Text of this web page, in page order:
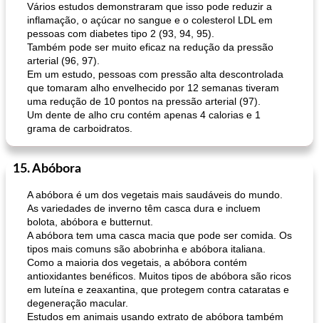
Vários estudos demonstraram que isso pode reduzir a
inflamação, o açúcar no sangue e o colesterol LDL em
pessoas com diabetes tipo 2 (93, 94, 95).
Também pode ser muito eficaz na redução da pressão
arterial (96, 97).
Em um estudo, pessoas com pressão alta descontrolada
que tomaram alho envelhecido por 12 semanas tiveram
uma redução de 10 pontos na pressão arterial (97).
Um dente de alho cru contém apenas 4 calorias e 1
grama de carboidratos.
15. Abóbora
A abóbora é um dos vegetais mais saudáveis ​​do mundo.
As variedades de inverno têm casca dura e incluem
bolota, abóbora e butternut.
A abóbora tem uma casca macia que pode ser comida. Os
tipos mais comuns são abobrinha e abóbora italiana.
Como a maioria dos vegetais, a abóbora contém
antioxidantes benéficos. Muitos tipos de abóbora são ricos
em luteína e zeaxantina, que protegem contra cataratas e
degeneração macular.
Estudos em animais usando extrato de abóbora também